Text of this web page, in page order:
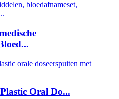
Oral Do...